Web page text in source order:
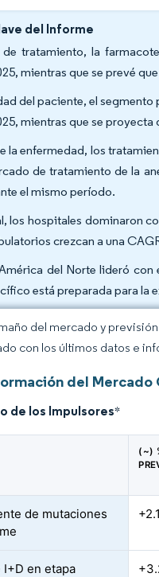
del Informe
tratamiento, la
mientras que se prevé
del paciente, el
mientras que se proyecta
la enfermedad, los
de tratamiento de la
el mismo período.
los hospitales dominaron
crezcan a una
del Norte lideró
está preparada para la
del mercado y
con los últimos datos e
del
de los Impulsores*
(~)
de mutaciones
en etapa